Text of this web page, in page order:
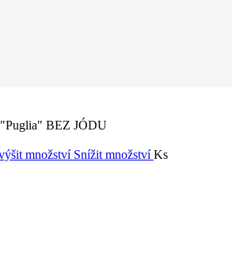
"Puglia" BEZ JÓDU
množství Snížit množstvíKs